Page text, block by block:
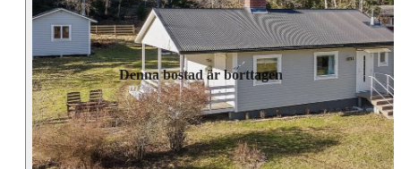
Denna bostad är borttagen